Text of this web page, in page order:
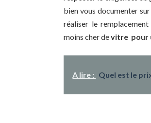
bien vous documenter
réaliser le
moins cher devitre pour
A lire : Quel est le